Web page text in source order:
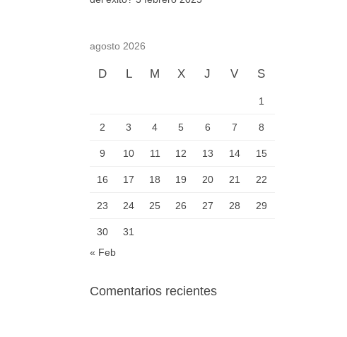
agosto 2026
D L M X J V S
1
2 3 4 5 6 7 8
9 10 11 12 13 14 15
16 17 18 19 20 21 22
23 24 25 26 27 28 29
30
31
« Feb
Comentarios recientes